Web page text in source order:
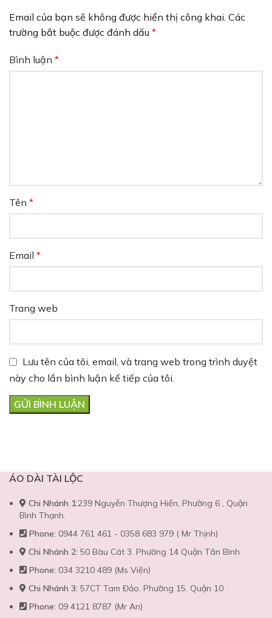
Email của bạn sẽ không được hiển thị công khai. Các
trường bắt buộc được đánh dấu *
Bình luận *
Tên *
Email *
Trang web
Lưu tên của tôi, email, và trang web trong trình duyệt
này cho lần bình luận kế tiếp của tôi.
ÁO DÀI TÀI LỘC
Chi Nhánh 1:239 Nguyễn Thượng Hiền, Phường 6 , Quận
Bình Thạnh.
Phone: 0944 761 461 - 0358 683 979 ( Mr Thịnh)
Chi Nhánh 2: 50 Bàu Cát 3. Phường 14 Quận Tân Bình
Phone: 034 3210 489 (Ms Viện)
Chi Nhánh 3: 57CT Tam Đảo. Phường 15. Quận 10
Phone: 09 4121 8787 (Mr An)